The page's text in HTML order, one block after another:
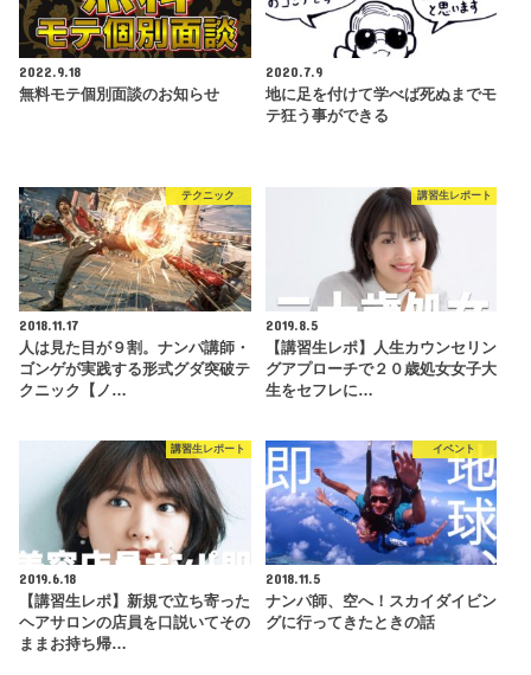
2022.9.18
無料モテ個別面談のお知らせ
2020.7.9
地に足を付けて学べば死ぬまでモ
テ狂う事ができる
テクニック
2018.11.17
人は見た目が９割。ナンパ講師・
ゴンゲが実践する形式グダ突破テ
クニック【ノ…
講習生レポート
2019.8.5
【講習生レポ】人生カウンセリン
グアプローチで２０歳処女女子大
生をセフレに…
講習生レポート
2019.6.18
【講習生レポ】新規で立ち寄った
ヘアサロンの店員を口説いてその
ままお持ち帰…
イベント
2018.11.5
ナンパ師、空へ！スカイダイビン
グに行ってきたときの話